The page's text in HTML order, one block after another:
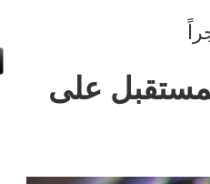
على